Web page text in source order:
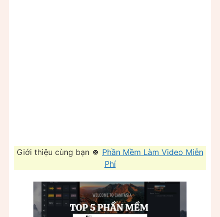
Giới thiệu cùng bạn 🍀 Phần Mềm Làm Video Miễn
Phí